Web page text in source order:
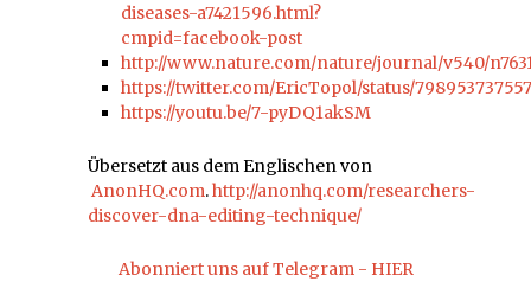
diseases-a7421596.html?
cmpid=facebook-post
http://www.nature.com/nature/journal/v540/
https://twitter.com/EricTopol/status/
https://youtu.be/7-pyDQ1akSM
Übersetzt aus dem Englischen von
AnonHQ.com.http://anonhq.com/researchers-
discover-dna-editing-technique/
Abonniert uns auf Telegram - HIER